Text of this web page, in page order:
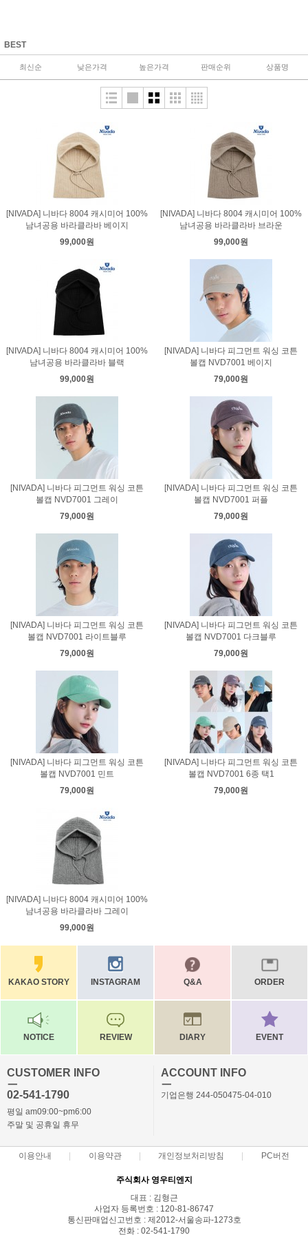
BEST
최신순 낮은가격 높은가격 판매순위 상품명
[NIVADA] 니바다 8004 캐시미어 100%
남녀공용 바라클라바 베이지
99,000원
[NIVADA] 니바다 8004 캐시미어 100%
남녀공용 바라클라바 브라운
99,000원
[NIVADA] 니바다 8004 캐시미어 100%
남녀공용 바라클라바 블랙
99,000원
[NIVADA] 니바다 피그먼트 워싱 코튼
볼캡 NVD7001 베이지
79,000원
[NIVADA] 니바다 피그먼트 워싱 코튼
볼캡 NVD7001 그레이
79,000원
[NIVADA] 니바다 피그먼트 워싱 코튼
볼캡 NVD7001 퍼플
79,000원
[NIVADA] 니바다 피그먼트 워싱 코튼
볼캡 NVD7001 라이트블루
79,000원
[NIVADA] 니바다 피그먼트 워싱 코튼
볼캡 NVD7001 다크블루
79,000원
[NIVADA] 니바다 피그먼트 워싱 코튼
볼캡 NVD7001 민트
79,000원
[NIVADA] 니바다 피그먼트 워싱 코튼
볼캡 NVD7001 6종 택1
79,000원
[NIVADA] 니바다 8004 캐시미어 100%
남녀공용 바라클라바 그레이
99,000원
KAKAO STORY INSTAGRAM Q&A ORDER
NOTICE REVIEW DIARY EVENT
CUSTOMER INFO
ㅡ
02-541-1790
평일 am09:00~pm6:00
주말 및 공휴일 휴무
ACCOUNT INFO
ㅡ
기업은행 244-050475-04-010
이용안내 이용약관 개인정보처리방침 PC버전
주식회사 영우티엔지
대표 : 김형근
사업자 등록번호 : 120-81-86747
통신판매업신고번호 : 제2012-서울송파-1273호
전화 : 02-541-1790